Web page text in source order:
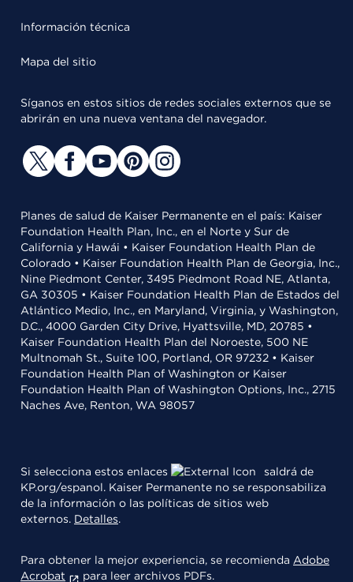
Información técnica
Mapa del sitio
Síganos en estos sitios de redes sociales externos que se
abrirán en una nueva ventana del navegador.
Planes de salud de Kaiser Permanente en el país: Kaiser
Foundation Health Plan, Inc., en el Norte y Sur de
California y Hawái • Kaiser Foundation Health Plan de
Colorado • Kaiser Foundation Health Plan de Georgia, Inc.,
Nine Piedmont Center, 3495 Piedmont Road NE, Atlanta,
GA 30305 • Kaiser Foundation Health Plan de Estados del
Atlántico Medio, Inc., en Maryland, Virginia, y Washington,
D.C., 4000 Garden City Drive, Hyattsville, MD, 20785 •
Kaiser Foundation Health Plan del Noroeste, 500 NE
Multnomah St., Suite 100, Portland, OR 97232 • Kaiser
Foundation Health Plan of Washington or Kaiser
Foundation Health Plan of Washington Options, Inc., 2715
Naches Ave, Renton, WA 98057
Si selecciona estos enlaces
saldrá de
KP.org/espanol. Kaiser Permanente no se responsabiliza
de la información o las políticas de sitios web
externos. Detalles.
Para obtener la mejor experiencia, se recomienda Adobe
Acrobat
para leer archivos PDFs.